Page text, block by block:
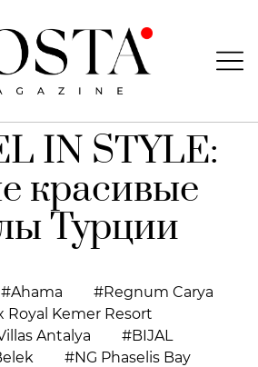
IN STYLE:
красивые
Турции
Ahama
Regnum Carya
Royal Kemer Resort
Antalya
BIJAL
NG Phaselis Bay